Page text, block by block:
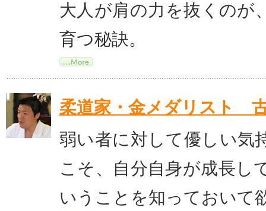
大人が肩の力を抜くのが
育つ秘訣。
柔道家・金メダリスト
弱い者に対して優しい気
こそ、自分自身が成長し
いうことを知っておいて